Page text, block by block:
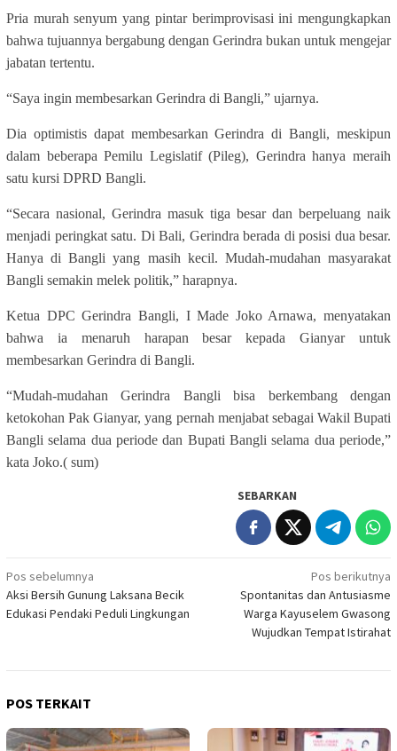
Pria murah senyum yang pintar berimprovisasi ini mengungkapkan
bahwa tujuannya bergabung dengan Gerindra bukan untuk mengejar
jabatan tertentu.
“Saya ingin membesarkan Gerindra di Bangli,” ujarnya.
Dia optimistis dapat membesarkan Gerindra di Bangli, meskipun
dalam beberapa Pemilu Legislatif (Pileg), Gerindra hanya meraih
satu kursi DPRD Bangli.
“Secara nasional, Gerindra masuk tiga besar dan berpeluang naik
menjadi peringkat satu. Di Bali, Gerindra berada di posisi dua besar.
Hanya di Bangli yang masih kecil. Mudah-mudahan masyarakat
Bangli semakin melek politik,” harapnya.
Ketua DPC Gerindra Bangli, I Made Joko Arnawa, menyatakan
bahwa ia menaruh harapan besar kepada Gianyar untuk
membesarkan Gerindra di Bangli.
“Mudah-mudahan Gerindra Bangli bisa berkembang dengan
ketokohan Pak Gianyar, yang pernah menjabat sebagai Wakil Bupati
Bangli selama dua periode dan Bupati Bangli selama dua periode,”
kata Joko.( sum)
SEBARKAN
Navigasi
pos
Pos sebelumnya
Aksi Bersih Gunung Laksana Becik
Edukasi Pendaki Peduli Lingkungan
Pos berikutnya
Spontanitas dan Antusiasme
Warga Kayuselem Gwasong
Wujudkan Tempat Istirahat
POS TERKAIT